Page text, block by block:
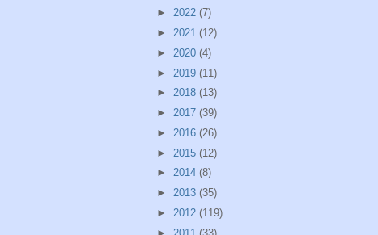
► 2022 (7)
► 2021 (12)
► 2020 (4)
► 2019 (11)
► 2018 (13)
► 2017 (39)
► 2016 (26)
► 2015 (12)
► 2014 (8)
► 2013 (35)
► 2012 (119)